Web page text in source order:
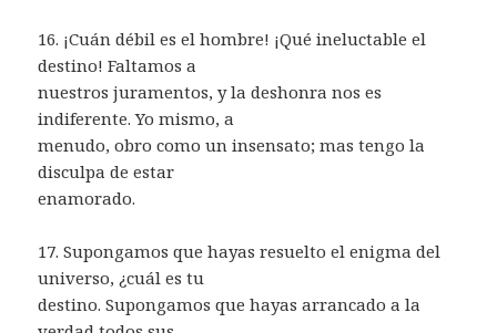
16. ¡Cuán débil es el hombre! ¡Qué ineluctable el
destino! Faltamos a
nuestros juramentos, y la deshonra nos es
indiferente. Yo mismo, a
menudo, obro como un insensato; mas tengo la
disculpa de estar
enamorado.
17. Supongamos que hayas resuelto el enigma del
universo, ¿cuál es tu
destino. Supongamos que hayas arrancado a la